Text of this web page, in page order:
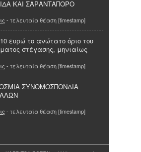
ΚΑΙ ΣΑΡΑΝΤΑΠΟΡΟ
- τελευταία θέαση [timestamp]
ευρώ το ανώτατο όριο του
στέγασης, μηνιαίως
- τελευταία θέαση [timestamp]
ΣΥΝΟΜΟΣΠΟΝΔΙΑ
- τελευταία θέαση [timestamp]